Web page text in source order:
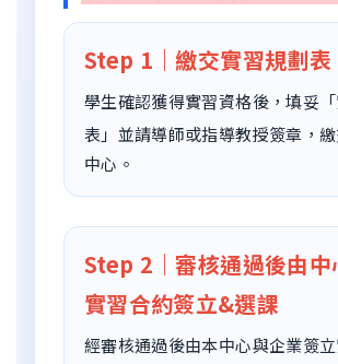
Step 1｜繳交實習規劃表
學生確認獲得實習資格後，填妥
表」並請導師或指導教授簽章，
中心。
Step 2｜審核通過後由中
實習合約簽立&選課
經審核通過後由本中心與企業簽